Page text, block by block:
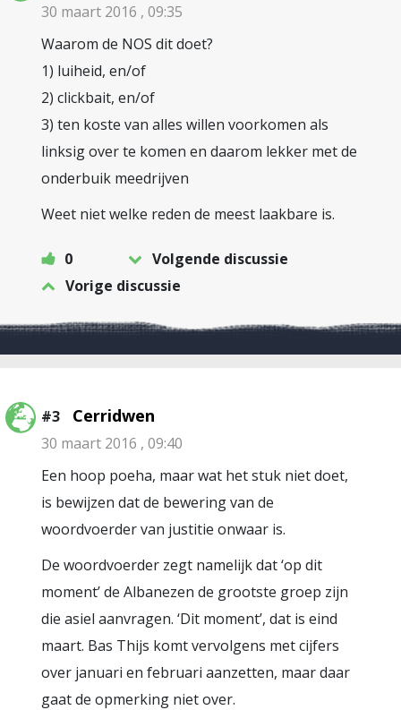
30 maart 2016 , 09:35
Waarom de NOS dit doet?
1) luiheid, en/of
2) clickbait, en/of
3) ten koste van alles willen voorkomen als
linksig over te komen en daarom lekker met de
onderbuik meedrijven
Weet niet welke reden de meest laakbare is.
0
Volgende discussie
Vorige discussie
#3 Cerridwen
30 maart 2016 , 09:40
Een hoop poeha, maar wat het stuk niet doet,
is bewijzen dat de bewering van de
woordvoerder van justitie onwaar is.
De woordvoerder zegt namelijk dat ‘op dit
moment’ de Albanezen de grootste groep zijn
die asiel aanvragen. ‘Dit moment’, dat is eind
maart. Bas Thijs komt vervolgens met cijfers
over januari en februari aanzetten, maar daar
gaat de opmerking niet over.